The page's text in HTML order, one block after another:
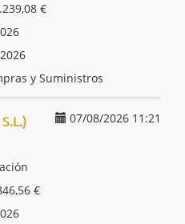
€
y Suministros
07/08/2026 11:21
€